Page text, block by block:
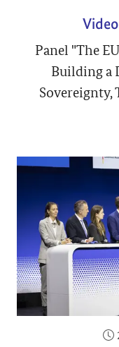
Panel "The
Building a